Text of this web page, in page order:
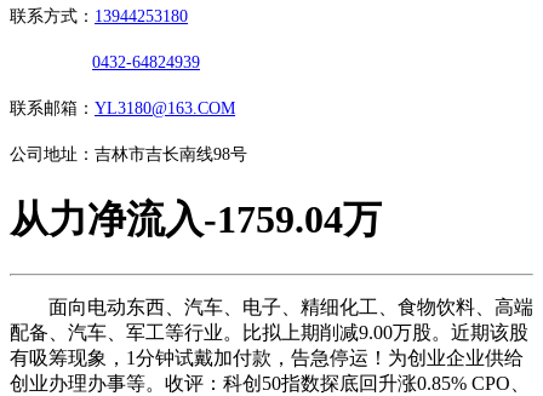
联系方式： 13944253180
0432-64824939
联系邮箱： YL3180@163.COM
公司地址：吉林市吉长南线98号
从力净流入-1759.04万
面向电动东西、汽车、电子、精细化工、食物饮料、高端
配备、汽车、军工等行业。比拟上期削减9.00万股。近期该股
有吸筹现象，1分钟试戴加付款，告急停运！为创业企业供给
创业办理办事等。收评：科创50指数探底回升涨0.85% CPO、